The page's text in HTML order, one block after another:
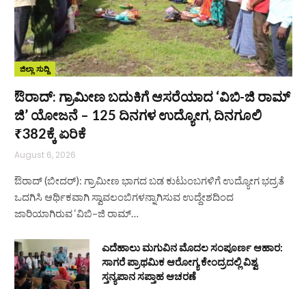
ಜಿಲ್ಲಾ ಸುದ್ದಿ
ಔರಾದ್: ಗ್ರಾಮೀಣ ಬದುಕಿಗೆ ಆಸರೆಯಾದ ‘ವಿಬಿ-ಜಿ ರಾಮ್
ಜಿ’ ಯೋಜನೆ – 125 ದಿನಗಳ ಉದ್ಯೋಗ, ದಿನಗೂಲಿ
₹382ಕ್ಕೆ ಏರಿಕೆ
August 6, 2026
ಔರಾದ್ (ಬೀದರ್): ಗ್ರಾಮೀಣ ಭಾಗದ ಬಡ ಕುಟುಂಬಗಳಿಗೆ ಉದ್ಯೋಗ ಭದ್ರತೆ
ಒದಗಿಸಿ ಆರ್ಥಿಕವಾಗಿ ಸ್ವಾವಲಂಬಿಗಳನ್ನಾಗಿಸುವ ಉದ್ದೇಶದಿಂದ
ಜಾರಿಯಾಗಿರುವ ‘ವಿಬಿ–ಜಿ ರಾಮ್…
ಎದೆಹಾಲು ಮಗುವಿನ ಮೊದಲ ಸಂಪೂರ್ಣ ಆಹಾರ:
ಸಾಗರೆ ಪ್ರಾಥಮಿಕ ಆರೋಗ್ಯ ಕೇಂದ್ರದಲ್ಲಿ ವಿಶ್ವ
ಸ್ತನ್ಯಪಾನ ಸಪ್ತಾಹ ಆಚರಣೆ